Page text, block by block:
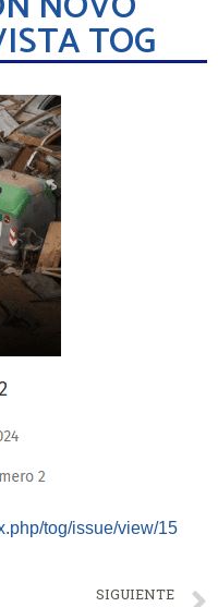
TOG
tog/issue/view/15
SIGUIENTE